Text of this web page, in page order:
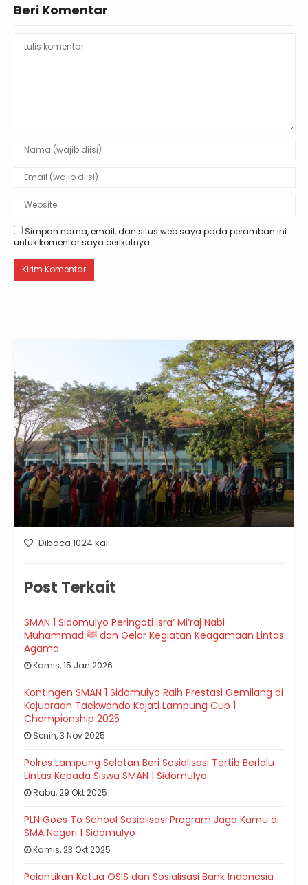
Beri Komentar
Simpan nama, email, dan situs web saya pada peramban ini
untuk komentar saya berikutnya.
Dibaca 1024 kali
Post Terkait
SMAN 1 Sidomulyo Peringati Isra’ Mi’raj Nabi
Muhammad ﷺ dan Gelar Kegiatan Keagamaan Lintas
Agama
Kamis, 15 Jan 2026
Kontingen SMAN 1 Sidomulyo Raih Prestasi Gemilang di
Kejuaraan Taekwondo Kajati Lampung Cup 1
Championship 2025
Senin, 3 Nov 2025
Polres Lampung Selatan Beri Sosialisasi Tertib Berlalu
Lintas Kepada Siswa SMAN 1 Sidomulyo
Rabu, 29 Okt 2025
PLN Goes To School Sosialisasi Program Jaga Kamu di
SMA Negeri 1 Sidomulyo
Kamis, 23 Okt 2025
Pelantikan Ketua OSIS dan Sosialisasi Bank Indonesia